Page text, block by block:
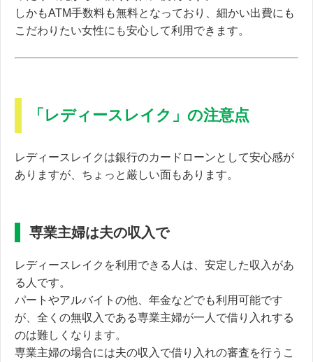
しかもATM手数料も無料となっており、細かい出費にも
こだわりたい女性にも安心して利用できます。
「レディースレイク」の注意点
レディースレイクは銀行のカードローンとして安心感が
ありますが、ちょっと厳しい面もあります。
専業主婦は夫の収入で
レディースレイクを利用できる人は、安定した収入があ
る人です。
パートやアルバイトの他、年金などでも利用可能です
が、 全くの無収入である専業主婦が一人で借り入れする
のは難しくなります。
専業主婦の場合には夫の収入で借り入れの審査を行うこ